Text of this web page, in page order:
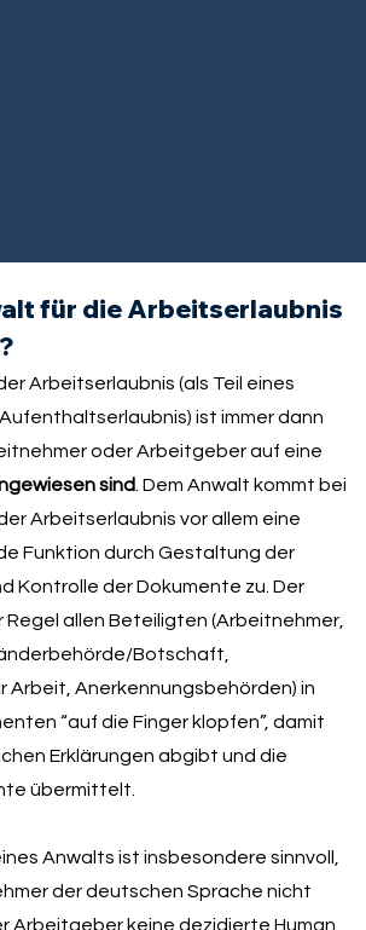
für die Arbeitserlaubnis
Arbeitserlaubnis (als Teil eines
ist immer dann
oder Arbeitgeber auf eine
sind . Dem Anwalt kommt bei
Arbeitserlaubnis vor allem eine
Funktion durch Gestaltung der
Kontrolle der Dokumente zu. Der
Regel allen Beteiligten (Arbeitnehmer,
Botschaft,
Arbeit, Anerkennungsbehörden) in
“auf die Finger klopfen”, damit
Erklärungen abgibt und die
übermittelt.
Anwalts ist insbesondere sinnvoll,
der deutschen Sprache nicht
Arbeitgeber keine dezidierte Human